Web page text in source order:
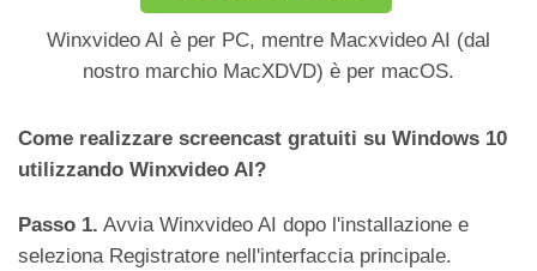
Winxvideo AI è per PC, mentre Macxvideo AI (dal
nostro marchio MacXDVD) è per macOS.
Come realizzare screencast gratuiti su Windows 10
utilizzando Winxvideo AI?
Passo 1. Avvia Winxvideo AI dopo l'installazione e
seleziona Registratore nell'interfaccia principale.